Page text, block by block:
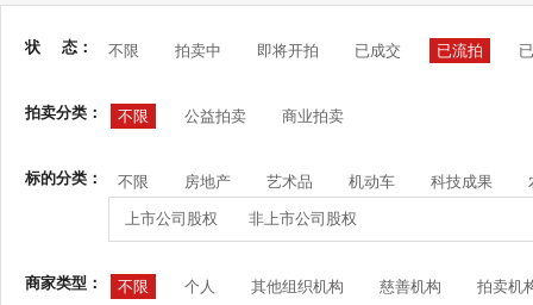
状 态： 不限 拍卖中 即将开拍 已成交 已流拍
拍卖分类： 不限 公益拍卖 商业拍卖
标的分类： 不限 房地产 艺术品 机动车 科技成果
上市公司股权 非上市公司股权
商家类型： 不限 个人 其他组织机构 慈善机构 拍卖机